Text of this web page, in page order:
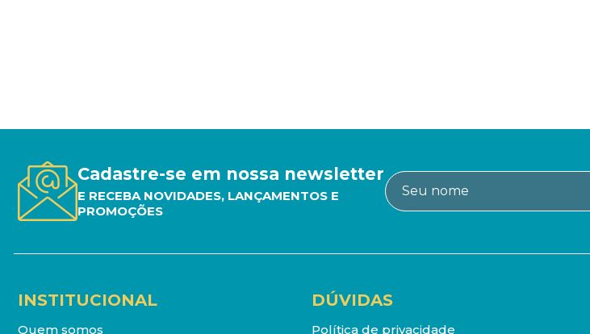
Cadastre-se em nossa newsletter
E RECEBA NOVIDADES, LANÇAMENTOS E
PROMOÇÕES
INSTITUCIONAL
Quem somos
DÚVIDAS
Política de privacidade